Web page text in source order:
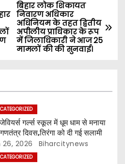
बिहार लोक शिकायत
निवारण अधिकार
अधिनियम के तहत द्वितीय
अपीलीय प्राधिकार के रूप
में जिलाधिकारी ने आज 25
मामलों की की सुनवाई।
गर्ल्स स्कूल में धूम धाम से मनाया
दिवस,तिरंगा को दी गई सलामी
26, 2026 Biharcitynews